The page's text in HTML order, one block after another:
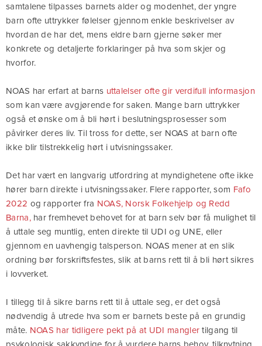
samtalene tilpasses barnets alder og modenhet, der yngre
barn ofte uttrykker følelser gjennom enkle beskrivelser av
hvordan de har det, mens eldre barn gjerne søker mer
konkrete og detaljerte forklaringer på hva som skjer og
hvorfor.
NOAS har erfart at barns uttalelser ofte gir verdifull informasjon
som kan være avgjørende for saken. Mange barn uttrykker
også et ønske om å bli hørt i beslutningsprosesser som
påvirker deres liv. Til tross for dette, ser NOAS at barn ofte
ikke blir tilstrekkelig hørt i utvisningssaker.
Det har vært en langvarig utfordring at myndighetene ofte ikke
hører barn direkte i utvisningssaker. Flere rapporter, som Fafo
2022 og rapporter fra NOAS, Norsk Folkehjelp og Redd
Barna,har fremhevet behovet for at barn selv bør få mulighet til
å uttale seg muntlig, enten direkte til UDI og UNE, eller
gjennom en uavhengig talsperson. NOAS mener at en slik
ordning bør forskriftsfestes, slik at barns rett til å bli hørt sikres
i lovverket.
I tillegg til å sikre barns rett til å uttale seg, er det også
nødvendig å utrede hva som er barnets beste på en grundig
måte. NOAS har tidligere pekt på at UDI mangler tilgang til